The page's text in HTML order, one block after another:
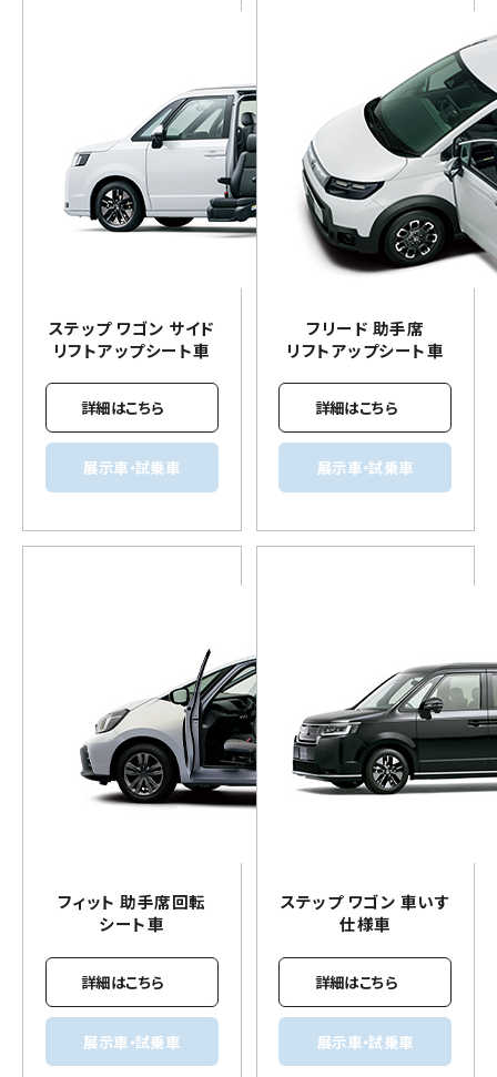
ステップ ワゴン サイド
リフトアップシート車
詳細はこちら
展示車・試乗車
フリード 助手席
リフトアップシート車
詳細はこちら
展示車・試乗車
フィット 助手席回転
シート車
詳細はこちら
展示車・試乗車
ステップ ワゴン 車いす
仕様車
詳細はこちら
展示車・試乗車